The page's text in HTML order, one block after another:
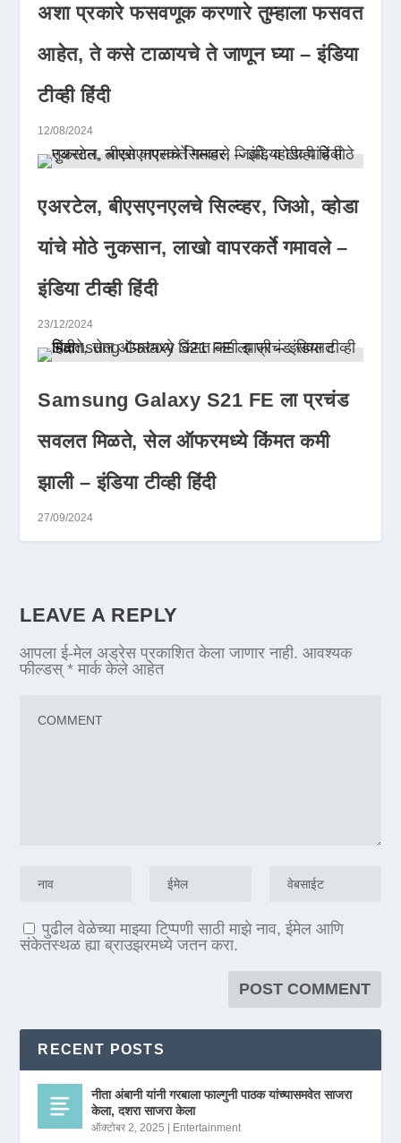
अशा प्रकारे फसवणूक करणारे तुम्हाला फसवत
आहेत, ते कसे टाळायचे ते जाणून घ्या – इंडिया
टीव्ही हिंदी
12/08/2024
एअरटेल, बीएसएनएलचे सिल्व्हर, जिओ, व्होडा
यांचे मोठे नुकसान, लाखो वापरकर्ते गमावले –
इंडिया टीव्ही हिंदी
23/12/2024
Samsung Galaxy S21 FE ला प्रचंड
सवलत मिळते, सेल ऑफरमध्ये किंमत कमी
झाली – इंडिया टीव्ही हिंदी
27/09/2024
LEAVE A REPLY
आपला ई-मेल अड्रेस प्रकाशित केला जाणार नाही. आवश्यक
फील्डस्* मार्क केले आहेत
पुढील वेळेच्या माझ्या टिप्पणी साठी माझे नाव, ईमेल आणि
संकेतस्थळ ह्या ब्राउझरमध्ये जतन करा.
RECENT POSTS
नीता अंबानी यांनी गरबाला फाल्गुनी पाठक यांच्यासमवेत साजरा
केला, दशरा साजरा केला
ऑक्टोबर 2, 2025 Entertainment